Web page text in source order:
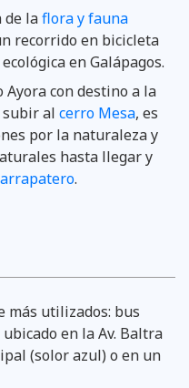
de laflora y fauna
recorrido en bicicleta
en Galápagos.
con destino a la
al cerro Mesa, es
por la naturaleza y
hasta llegar y
.
más utilizados: bus
en la Av. Baltra
(solor azul) o en un